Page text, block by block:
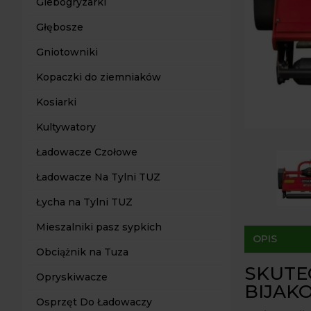
Głębosze
Gniotowniki
Kopaczki do ziemniaków
Kosiarki
Kultywatory
Ładowacze Czołowe
Ładowacze Na Tylni TUZ
Łycha na Tylni TUZ
Mieszalniki pasz sypkich
Obciążnik na Tuza
Opryskiwacze
Osprzęt Do Ładowaczy
OPIS